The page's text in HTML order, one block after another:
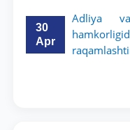
keng
media-
dayjesti
30
Apr
Adliya